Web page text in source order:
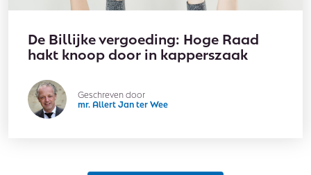
De Billijke vergoeding: Hoge Raad
hakt knoop door in kapperszaak
Geschreven door
mr. Allert Jan ter Wee